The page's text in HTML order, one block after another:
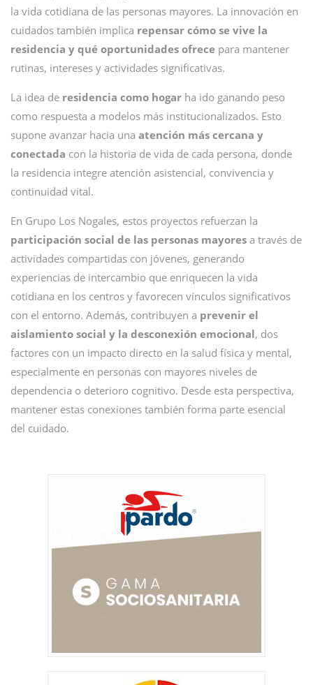
la vida cotidiana de las personas mayores. La innovación en
cuidados también implica repensar cómo se vive la
residencia y qué oportunidades ofrece para mantener
rutinas, intereses y actividades significativas.
La idea de residencia como hogar ha ido ganando peso
como respuesta a modelos más institucionalizados. Esto
supone avanzar hacia una atención más cercana y
conectada con la historia de vida de cada persona, donde
la residencia integre atención asistencial, convivencia y
continuidad vital.
En Grupo Los Nogales, estos proyectos refuerzan la
participación social de las personas mayores a través de
actividades compartidas con jóvenes, generando
experiencias de intercambio que enriquecen la vida
cotidiana en los centros y favorecen vínculos significativos
con el entorno. Además, contribuyen a prevenir el
aislamiento social y la desconexión emocional, dos
factores con un impacto directo en la salud física y mental,
especialmente en personas con mayores niveles de
dependencia o deterioro cognitivo. Desde esta perspectiva,
mantener estas conexiones también forma parte esencial
del cuidado.